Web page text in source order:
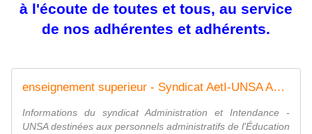
à l'écoute de toutes et tous, au service
de nos adhérentes et adhérents.
enseignement superieur - Syndicat AetI-UNSA Académie Reims
Informations du syndicat Administration et Intendance -
UNSA destinées aux personnels administratifs de l'Éducation